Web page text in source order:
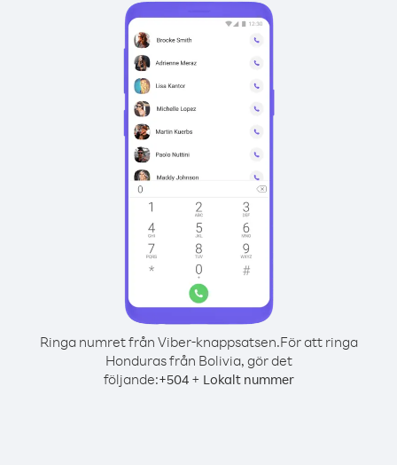
Ringa numret från Viber-knappsatsen.För att ringa
Honduras från Bolivia, gör det
följande:+504+ Lokalt nummer